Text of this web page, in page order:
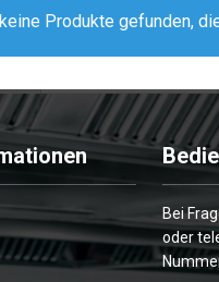
Produkte gefunden,
Bei
oder